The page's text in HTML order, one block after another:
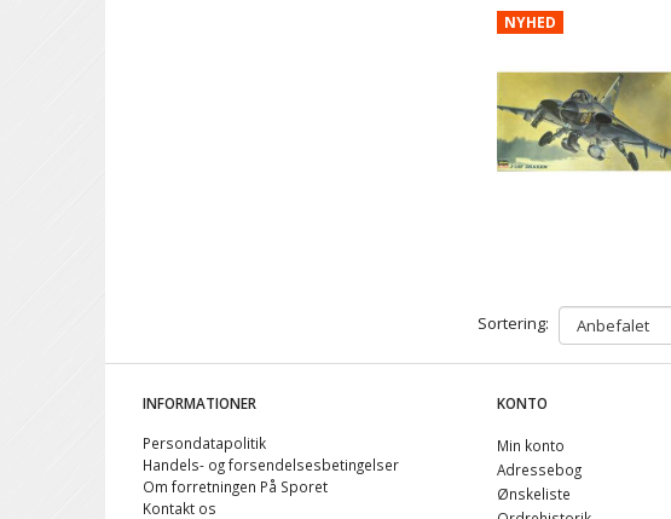
NYHED
Sortering:
INFORMATIONER
Persondatapolitik
Handels- og forsendelsesbetingelser
Om forretningen På Sporet
Kontakt os
KONTO
Min konto
Adressebog
Ønskeliste